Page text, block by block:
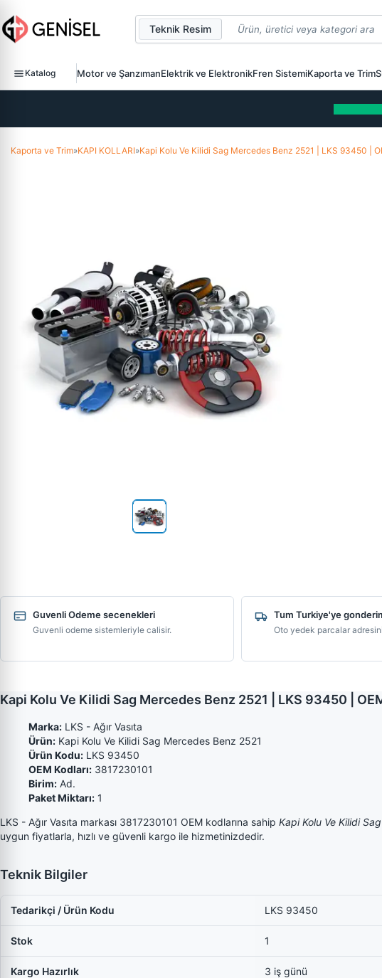
Teknik Resim
Katalog Motor ve ŞanzımanElektrik ve ElektronikFren SistemiKaporta ve Trim
Kaporta ve Trim»KAPI KOLLARI»Kapi Kolu Ve Kilidi Sag Mercedes Benz 2521 | LKS 93450 |
Guvenli Odeme secenekleri
Guvenli odeme sistemleriyle calisir.
Tum Turkiye'ye
Oto yedek parcalar
Kapi Kolu Ve Kilidi Sag Mercedes Benz 2521 | LKS 93450 |
Marka: LKS - Ağır Vasıta
Ürün: Kapi Kolu Ve Kilidi Sag Mercedes Benz 2521
Ürün Kodu: LKS 93450
OEM Kodları: 3817230101
Birim: Ad.
Paket Miktarı: 1
LKS - Ağır Vasıta markası 3817230101 OEM kodlarına sahip Kapi Kolu Ve Kilidi
uygun fiyatlarla, hızlı ve güvenli kargo ile hizmetinizdedir.
Teknik Bilgiler
Tedarikçi / Ürün Kodu LKS 93450
Stok 1
Kargo Hazırlık 3 iş günü